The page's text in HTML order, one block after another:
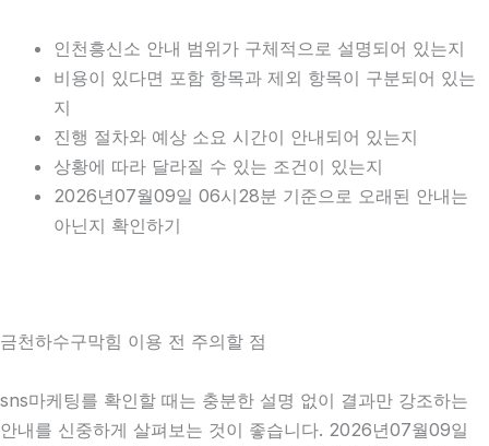
인천흥신소 안내 범위가 구체적으로 설명되어 있는지
비용이 있다면 포함 항목과 제외 항목이 구분되어 있는
지
진행 절차와 예상 소요 시간이 안내되어 있는지
상황에 따라 달라질 수 있는 조건이 있는지
2026년07월09일 06시28분 기준으로 오래된 안내는
아닌지 확인하기
금천하수구막힘 이용 전 주의할 점
sns마케팅를 확인할 때는 충분한 설명 없이 결과만 강조하는
안내를 신중하게 살펴보는 것이 좋습니다. 2026년07월09일